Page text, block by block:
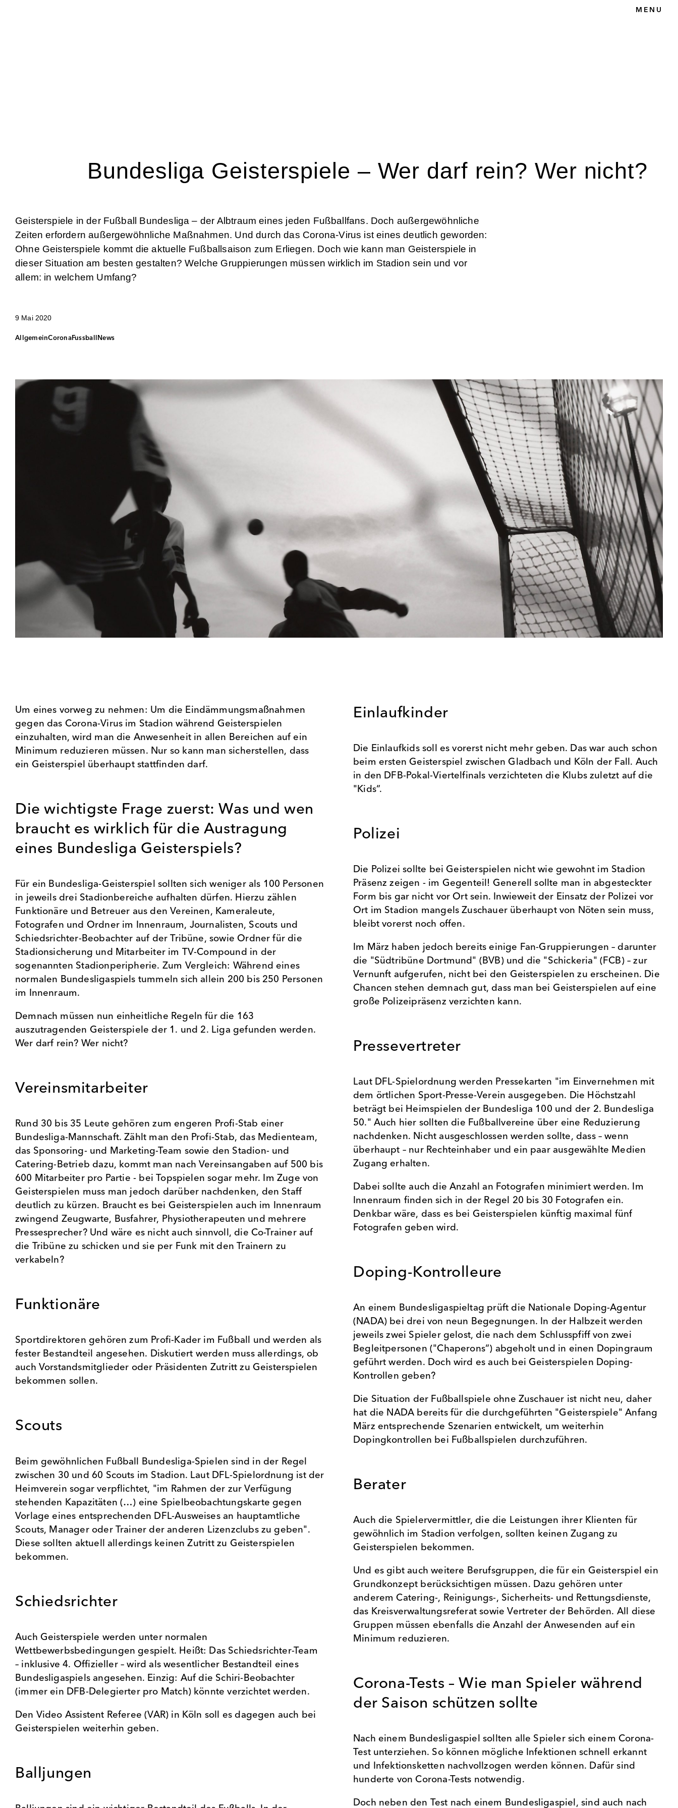
MENU
Bundesliga Geisterspiele – Wer darf rein? Wer nicht?
Geisterspiele in der Fußball Bundesliga – der Albtraum eines jeden Fußballfans. Doch außergewöhnliche
Zeiten erfordern außergewöhnliche Maßnahmen. Und durch das Corona-Virus ist eines deutlich geworden:
Ohne Geisterspiele kommt die aktuelle Fußballsaison zum Erliegen. Doch wie kann man Geisterspiele in
dieser Situation am besten gestalten? Welche Gruppierungen müssen wirklich im Stadion sein und vor
allem: in welchem Umfang?
9 Mai 2020
AllgemeinCoronaFussball News
Um eines vorweg zu nehmen: Um die Eindämmungsmaßnahmen
gegen das Corona-Virus im Stadion während Geisterspielen
einzuhalten, wird man die Anwesenheit in allen Bereichen auf ein
Minimum reduzieren müssen. Nur so kann man sicherstellen, dass
ein Geisterspiel überhaupt stattfinden darf.
Die wichtigste Frage zuerst: Was und wen
braucht es wirklich für die Austragung
eines Bundesliga Geisterspiels?
Für ein Bundesliga-Geisterspiel sollten sich weniger als 100 Personen
in jeweils drei Stadionbereiche aufhalten dürfen. Hierzu zählen
Funktionäre und Betreuer aus den Vereinen, Kameraleute,
Fotografen und Ordner im Innenraum, Journalisten, Scouts und
Schiedsrichter-Beobachter auf der Tribüne, sowie Ordner für die
Stadionsicherung und Mitarbeiter im TV-Compound in der
sogenannten Stadionperipherie. Zum Vergleich: Während eines
normalen Bundesligaspiels tummeln sich allein 200 bis 250 Personen
im Innenraum.
Demnach müssen nun einheitliche Regeln für die 163
auszutragenden Geisterspiele der 1. und 2. Liga gefunden werden.
Wer darf rein? Wer nicht?
Vereinsmitarbeiter
Rund 30 bis 35 Leute gehören zum engeren Profi-Stab einer
Bundesliga-Mannschaft. Zählt man den Profi-Stab, das Medienteam,
das Sponsoring- und Marketing-Team sowie den Stadion- und
Catering-Betrieb dazu, kommt man nach Vereinsangaben auf 500 bis
600 Mitarbeiter pro Partie - bei Topspielen sogar mehr. Im Zuge von
Geisterspielen muss man jedoch darüber nachdenken, den Staff
deutlich zu kürzen. Braucht es bei Geisterspielen auch im Innenraum
zwingend Zeugwarte, Busfahrer, Physiotherapeuten und mehrere
Pressesprecher? Und wäre es nicht auch sinnvoll, die Co-Trainer auf
die Tribüne zu schicken und sie per Funk mit den Trainern zu
verkabeln?
Funktionäre
Sportdirektoren gehören zum Profi-Kader im Fußball und werden als
fester Bestandteil angesehen. Diskutiert werden muss allerdings, ob
auch Vorstandsmitglieder oder Präsidenten Zutritt zu Geisterspielen
bekommen sollen.
Scouts
Beim gewöhnlichen Fußball Bundesliga-Spielen sind in der Regel
zwischen 30 und 60 Scouts im Stadion. Laut DFL-Spielordnung ist der
Heimverein sogar verpflichtet, "im Rahmen der zur Verfügung
stehenden Kapazitäten (…) eine Spielbeobachtungskarte gegen
Vorlage eines entsprechenden DFL-Ausweises an hauptamtliche
Scouts, Manager oder Trainer der anderen Lizenzclubs zu geben".
Diese sollten aktuell allerdings keinen Zutritt zu Geisterspielen
bekommen.
Schiedsrichter
Auch Geisterspiele werden unter normalen
Wettbewerbsbedingungen gespielt. Heißt: Das Schiedsrichter-Team
– inklusive 4. Offizieller – wird als wesentlicher Bestandteil eines
Bundesligaspiels angesehen. Einzig: Auf die Schiri-Beobachter
(immer ein DFB-Delegierter pro Match) könnte verzichtet werden.
Den Video Assistent Referee (VAR) in Köln soll es dagegen auch bei
Geisterspielen weiterhin geben.
Balljungen
Einlaufkinder
Die Einlaufkids soll es vorerst nicht mehr geben. Das war auch schon
beim ersten Geisterspiel zwischen Gladbach und Köln der Fall. Auch
in den DFB-Pokal-Viertelfinals verzichteten die Klubs zuletzt auf die
"Kids“.
Polizei
Die Polizei sollte bei Geisterspielen nicht wie gewohnt im Stadion
Präsenz zeigen - im Gegenteil! Generell sollte man in abgesteckter
Form bis gar nicht vor Ort sein. Inwieweit der Einsatz der Polizei vor
Ort im Stadion mangels Zuschauer überhaupt von Nöten sein muss,
bleibt vorerst noch offen.
Im März haben jedoch bereits einige Fan-Gruppierungen – darunter
die "Südtribüne Dortmund" (BVB) und die "Schickeria" (FCB) – zur
Vernunft aufgerufen, nicht bei den Geisterspielen zu erscheinen. Die
Chancen stehen demnach gut, dass man bei Geisterspielen auf eine
große Polizeipräsenz verzichten kann.
Pressevertreter
Laut DFL-Spielordnung werden Pressekarten "im Einvernehmen mit
dem örtlichen Sport-Presse-Verein ausgegeben. Die Höchstzahl
beträgt bei Heimspielen der Bundesliga 100 und der 2. Bundesliga
50." Auch hier sollten die Fußballvereine über eine Reduzierung
nachdenken. Nicht ausgeschlossen werden sollte, dass – wenn
überhaupt – nur Rechteinhaber und ein paar ausgewählte Medien
Zugang erhalten.
Dabei sollte auch die Anzahl an Fotografen minimiert werden. Im
Innenraum finden sich in der Regel 20 bis 30 Fotografen ein.
Denkbar wäre, dass es bei Geisterspielen künftig maximal fünf
Fotografen geben wird.
Doping-Kontrolleure
An einem Bundesligaspieltag prüft die Nationale Doping-Agentur
(NADA) bei drei von neun Begegnungen. In der Halbzeit werden
jeweils zwei Spieler gelost, die nach dem Schlusspfiff von zwei
Begleitpersonen ("Chaperons“) abgeholt und in einen Dopingraum
geführt werden. Doch wird es auch bei Geisterspielen Doping-
Kontrollen geben?
Die Situation der Fußballspiele ohne Zuschauer ist nicht neu, daher
hat die NADA bereits für die durchgeführten "Geisterspiele" Anfang
März entsprechende Szenarien entwickelt, um weiterhin
Dopingkontrollen bei Fußballspielen durchzuführen.
Berater
Auch die Spielervermittler, die die Leistungen ihrer Klienten für
gewöhnlich im Stadion verfolgen, sollten keinen Zugang zu
Geisterspielen bekommen.
Und es gibt auch weitere Berufsgruppen, die für ein Geisterspiel ein
Grundkonzept berücksichtigen müssen. Dazu gehören unter
anderem Catering-, Reinigungs-, Sicherheits- und Rettungsdienste,
das Kreisverwaltungsreferat sowie Vertreter der Behörden. All diese
Gruppen müssen ebenfalls die Anzahl der Anwesenden auf ein
Minimum reduzieren.
Corona-Tests – Wie man Spieler während
der Saison schützen sollte
Nach einem Bundesligaspiel sollten alle Spieler sich einem Corona-
Test unterziehen. So können mögliche Infektionen schnell erkannt
und Infektionsketten nachvollzogen werden können. Dafür sind
hunderte von Corona-Tests notwendig.
Doch neben den Test nach einem Bundesligaspiel, sind auch nach